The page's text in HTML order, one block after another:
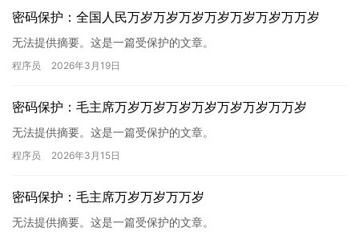
密码保护：全国人民万岁万岁万岁万岁万岁万岁万万岁
无法提供摘要。这是一篇受保护的文章。
程序员 2026年3月19日
密码保护：毛主席万岁万岁万岁万岁万岁万岁万万岁
无法提供摘要。这是一篇受保护的文章。
程序员 2026年3月15日
密码保护：毛主席万岁万岁万万岁
无法提供摘要。这是一篇受保护的文章。